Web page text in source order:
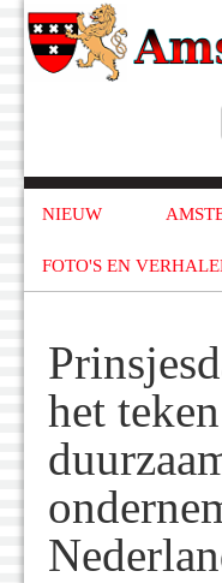
NIEUW
FOTO'S EN
het